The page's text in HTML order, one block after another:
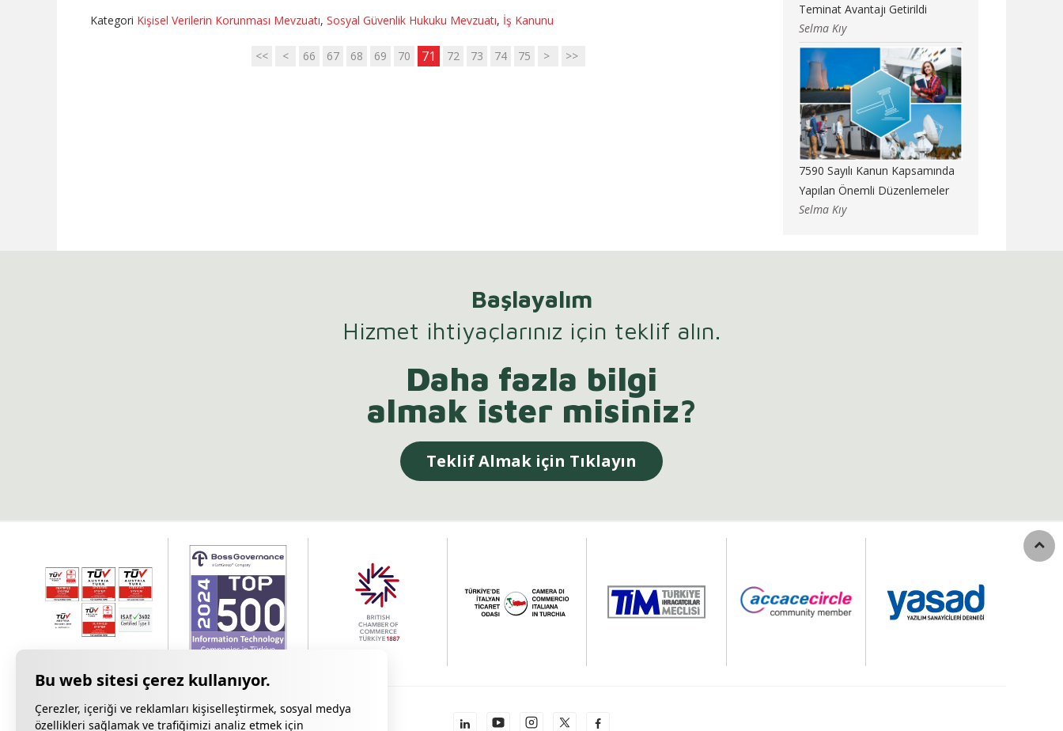
Çerezler, içeriği ve reklamları kişiselleştirmek, sosyal medya
özellikleri sağlamak ve trafiğimizi analiz etmek için
Kategori Kişisel Verilerin Korunması Mevzuatı, Sosyal Güvenlik Hukuku Mevzuatı, İş Kanunu
<< < 66 67 68 69 70 71 72 73 74 75 > >>
Teminat Avantajı Getirildi
Selma Kıy
7590 Sayılı Kanun Kapsamında
Yapılan Önemli Düzenlemeler
Selma Kıy
Başlayalım
Hizmet ihtiyaçlarınız için teklif alın.
Daha fazla bilgi
almak ister misiniz?
Teklif Almak için Tıklayın